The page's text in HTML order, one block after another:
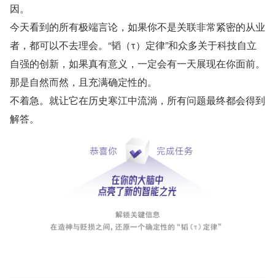
因。
今天看到的所有极端言论，如果你不是关联非常紧密的从业
者，都可以不去理会。“韬（τ）定律”和众多关于科技自立
自强的创新，如果真有意义，一定会有一天展现在你面前。
那是自然而然，且充满确定性的。
不着急。就让它在历史寒江中流淌，所有问题最终都会得到
解答。